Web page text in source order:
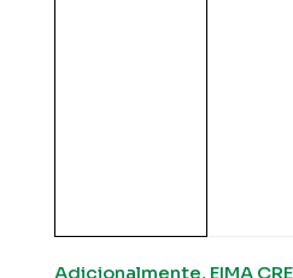
Adicionalmente, EIMA